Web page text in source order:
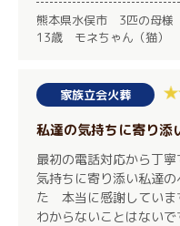
熊本県水俣市 3匹の母様
13歳 モネちゃん（猫）
家族立会火葬
私達の気持ちに寄り添
最初の電話対応から丁
気持ちに寄り添い私達
た 本当に感謝していま
わからないことはない